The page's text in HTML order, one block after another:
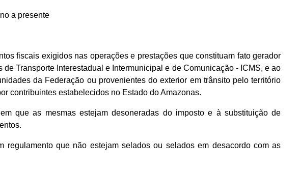
a presente
fiscais exigidos nas operações e prestações que constituam fato gerador
Transporte Interestadual e Intermunicipal e de Comunicação - ICMS, e ao
da Federação ou provenientes do exterior em trânsito pelo território
contribuintes estabelecidos no Estado do Amazonas.
que as mesmas estejam desoneradas do imposto e à substituição de
que não estejam selados ou selados em desacordo com as